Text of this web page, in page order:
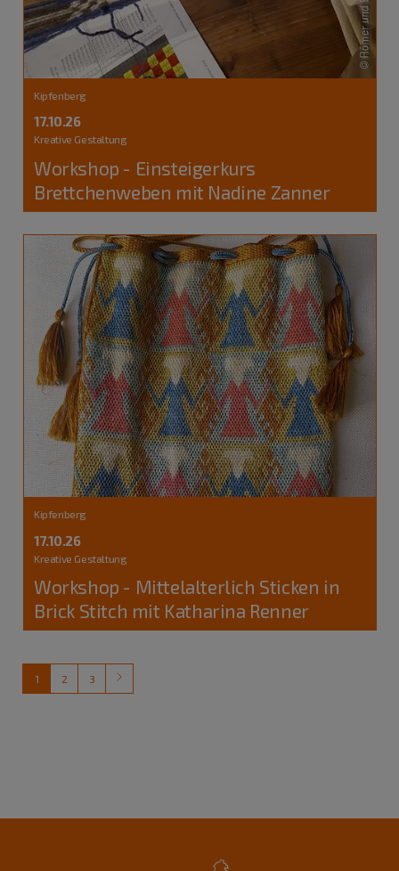
Kipfenberg
17.10.26
Kreative Gestaltung
Workshop - Einsteigerkurs
Brettchenweben mit Nadine Zanner
Kipfenberg
17.10.26
Kreative Gestaltung
Workshop - Mittelalterlich Sticken in
Brick Stitch mit Katharina Renner
1 2 3